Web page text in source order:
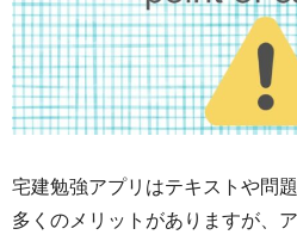
宅建勉強アプリはテキストや問
多くのメリットがありますが、